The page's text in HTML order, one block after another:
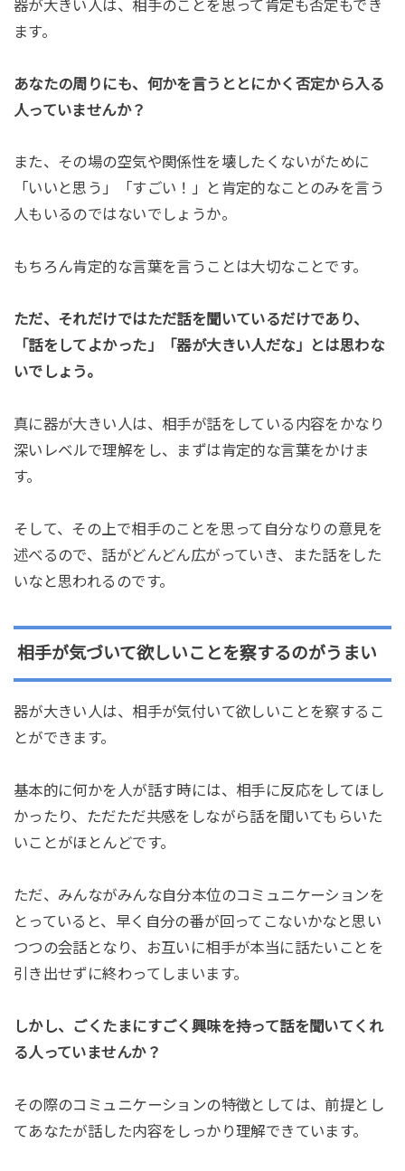
器が大きい人は、相手のことを思って肯定も否定もでき
ます。
あなたの周りにも、何かを言うととにかく否定から入る
人っていませんか？
また、その場の空気や関係性を壊したくないがために
「いいと思う」「すごい！」と肯定的なことのみを言う
人もいるのではないでしょうか。
もちろん肯定的な言葉を言うことは大切なことです。
ただ、それだけではただ話を聞いているだけであり、
「話をしてよかった」「器が大きい人だな」とは思わな
いでしょう。
真に器が大きい人は、相手が話をしている内容をかなり
深いレベルで理解をし、まずは肯定的な言葉をかけま
す。
そして、その上で相手のことを思って自分なりの意見を
述べるので、話がどんどん広がっていき、また話をした
いなと思われるのです。
相手が気づいて欲しいことを察するのがうまい
器が大きい人は、相手が気付いて欲しいことを察するこ
とができます。
基本的に何かを人が話す時には、相手に反応をしてほし
かったり、ただただ共感をしながら話を聞いてもらいた
いことがほとんどです。
ただ、みんながみんな自分本位のコミュニケーションを
とっていると、早く自分の番が回ってこないかなと思い
つつの会話となり、お互いに相手が本当に話たいことを
引き出せずに終わってしまいます。
しかし、ごくたまにすごく興味を持って話を聞いてくれ
る人っていませんか？
その際のコミュニケーションの特徴としては、前提とし
てあなたが話した内容をしっかり理解できています。